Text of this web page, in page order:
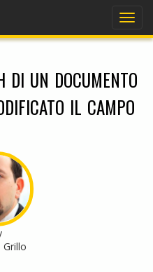
un documento
il campo
Grillo